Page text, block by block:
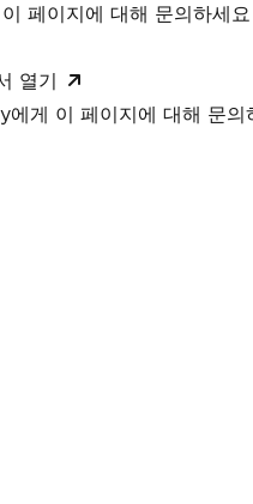
페이지에 대해 문의하세요
열기
게 이 페이지에 대해 문의